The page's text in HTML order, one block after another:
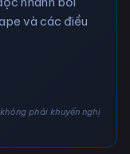
và các điều
phải khuyến nghị